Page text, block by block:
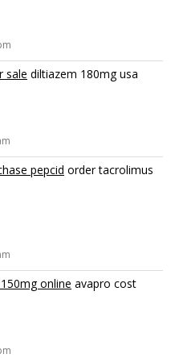
sale diltiazem 180mg usa
pepcid order tacrolimus
online avapro cost